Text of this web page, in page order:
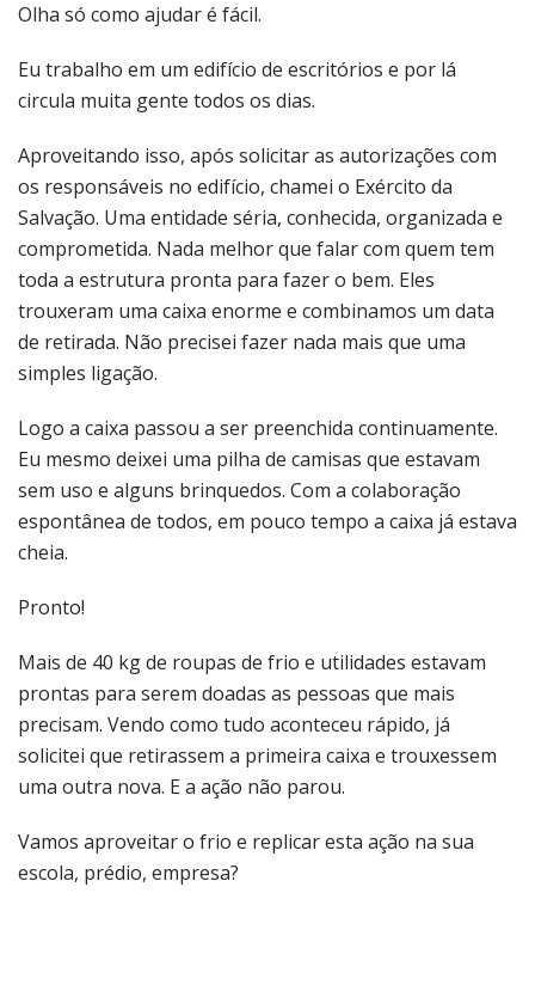
Olha só como ajudar é fácil.
Eu trabalho em um edifício de escritórios e por lá
circula muita gente todos os dias.
Aproveitando isso, após solicitar as autorizações com
os responsáveis no edifício, chamei o Exército da
Salvação. Uma entidade séria, conhecida, organizada e
comprometida. Nada melhor que falar com quem tem
toda a estrutura pronta para fazer o bem. Eles
trouxeram uma caixa enorme e combinamos um data
de retirada. Não precisei fazer nada mais que uma
simples ligação.
Logo a caixa passou a ser preenchida continuamente.
Eu mesmo deixei uma pilha de camisas que estavam
sem uso e alguns brinquedos. Com a colaboração
espontânea de todos, em pouco tempo a caixa já estava
cheia.
Pronto!
Mais de 40 kg de roupas de frio e utilidades estavam
prontas para serem doadas as pessoas que mais
precisam. Vendo como tudo aconteceu rápido, já
solicitei que retirassem a primeira caixa e trouxessem
uma outra nova. E a ação não parou.
Vamos aproveitar o frio e replicar esta ação na sua
escola, prédio, empresa?